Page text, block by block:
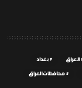
العراق بغداد
محافظات العراق